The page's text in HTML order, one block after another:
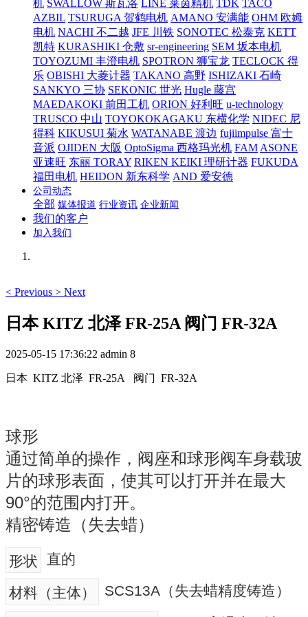
机 SWALLOW 斯瓦洛 LINE 莱茵精机 TDK TACO
AZBIL TSURUGA 贺鹤电机 AMANO 安满能 OHM 欧姆
电机 NACHI 不二越 JFE 川铁 SONOTEC 松泰克 KETT
凯特 KURASHIKI 仓敷 sr-engineering SEM 坂本电机
TOYOZUMI 丰澄电机 SPOTRON 狮宝龙 TECLOCK 得
乐 OBISHI 大菱计器 TAKANO 高野 ISHIZAKI 石崎
SANKYO 三协 SEKONIC 世光 Hugle 藤宫
MAEDAKOKI 前田工机 ORION 好利旺 u-technology
TRUSCO 中山 TOYOKOKAGAKU 东横化学 NIDEC 尼
得科 KIKUSUI 菊水 WATANABE 渡边 fujiimpulse 富士
音派 OJIDEN 大阪 OptoSigma 西格玛光机 FAM ASONE
亚速旺 东丽 TORAY RIKEN KEIKI 理研计器 FUKUDA
福田电机 HEIDON 新东科学 AND 爱安德
公司动态
全部 媒体报道 行业资讯 企业新闻
我们的客户
加入我们
< Previous > Next
日本 KITZ 北泽 FR-25A 阀门 FR-32A
2025-05-15 17:36:22 admin 8
日本 KITZ 北泽 FR-25A 阀门 FR-32A
球形
通过简单的操作，阀座和球形阀车身载玻
片的球形表面，使其可以打开并在最大
90°的范围内打开。
精密铸造（失去蜡）
形状 直的
材料（主体） SCS13A（失去蜡精度铸造）